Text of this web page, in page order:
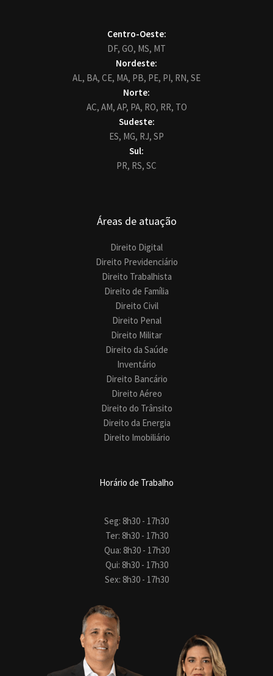
Centro-Oeste:
DF, GO, MS, MT
Nordeste:
AL, BA, CE, MA, PB, PE, PI, RN, SE
Norte:
AC, AM, AP, PA, RO, RR, TO
Sudeste:
ES, MG, RJ, SP
Sul:
PR, RS, SC
Áreas de atuação
Direito Digital
Direito Previdenciário
Direito Trabalhista
Direito de Família
Direito Civil
Direito Penal
Direito Militar
Direito da Saúde
Inventário
Direito Bancário
Direito Aéreo
Direito do Trânsito
Direito da Energia
Direito Imobiliário
Horário de Trabalho
Seg: 8h30 - 17h30
Ter: 8h30 - 17h30
Qua: 8h30 - 17h30
Qui: 8h30 - 17h30
Sex: 8h30 - 17h30